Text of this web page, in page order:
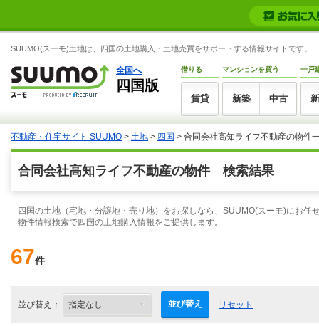
SUUMO(スーモ)土地は、四国の土地購入・土地売買をサポートする情報サイトです。
全国へ
四国版
借りる
賃貸
マンションを買う
新築 中古
一戸
不動産・住宅サイト SUUMO > 土地 > 四国 > 合同会社高知ライフ不動産の物件
合同会社高知ライフ不動産の物件 検索結果
四国の土地（宅地・分譲地・売り地）をお探しなら、SUUMO(スーモ)にお
物件情報検索で四国の土地購入情報をご提供します。
67件
並び替え： 並び替え リセット